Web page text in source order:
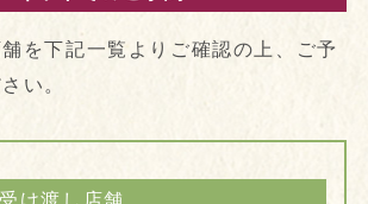
を下記一覧よりご確認の上、ご予
い。
け渡し店舗